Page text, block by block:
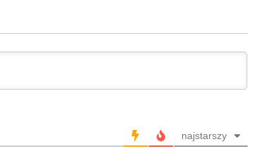
najstarszy